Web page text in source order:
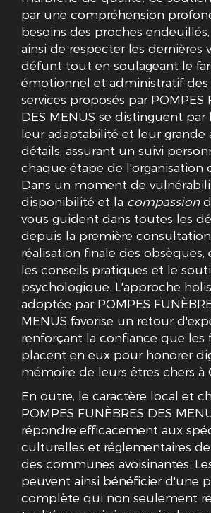
par une compréhension
besoins des proches
ainsi de respecter les dernières
défunt tout en soulageant le
émotionnel et administratif des
services proposés par POMPES
DES MENUS se distinguent par
leur adaptabilité et leur grande
détails, assurant un suivi
chaque étape de l'organisation
Dans un moment de
disponibilité et la compassion
vous guident dans toutes les
depuis la première
réalisation finale des obsèques,
les conseils pratiques et le
psychologique. L'approche
adoptée par POMPES
MENUS favorise un retour
renforçant la confiance que les
placent en eux pour honorer
mémoire de leurs êtres chers à
En outre, le caractère local et
POMPES FUNÈBRES DES
répondre efficacement aux
culturelles et réglementaires
des communes avoisinantes.
peuvent ainsi bénéficier d'une
complète qui non seulement